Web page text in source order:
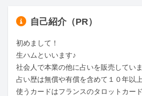
自己紹介（PR）
初めまして！
生ハムといいます♪
社会人で本業の他に占いを販売していま
占い歴は無償や有償を含めて１０年以
使うカードはフランスのタロットカー